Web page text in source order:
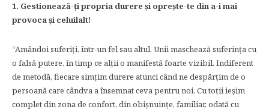
1. Gestionează-ți propria durere și oprește-te din a-i mai
provoca și celuilalt!
“Amândoi suferiți, într-un fel sau altul. Unii maschează suferința cu
o falsă putere, în timp ce alții o manifestă foarte vizibil. Indiferent
de metodă, fiecare simțim durere atunci când ne despărțim de o
persoană care cândva a însemnat ceva pentru noi. Cu toții ieșim
complet din zona de confort, din obișnuințe, familiar, odată cu